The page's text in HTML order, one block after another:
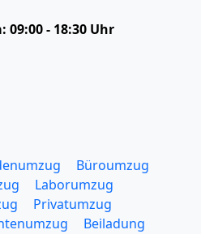
09:00 - 18:30 Uhr
Büroumzug
Laborumzug
Privatumzug
Beiladung